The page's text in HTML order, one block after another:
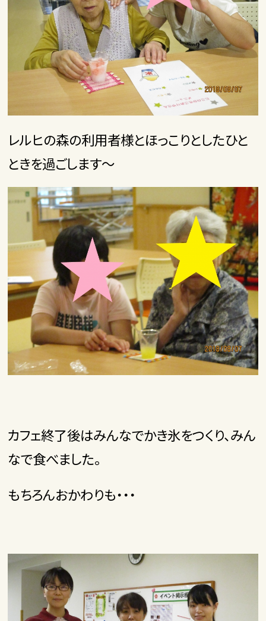
レルヒの森の利用者様とほっこりとしたひと
ときを過ごします～
カフェ終了後はみんなでかき氷をつくり、みん
なで食べました。
もちろんおかわりも・・・